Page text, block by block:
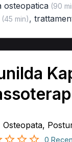
osteopatica(90
(45 min),
Osteopata,
0